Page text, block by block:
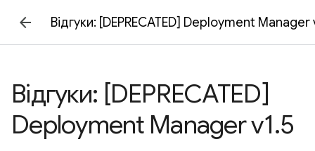
Відгуки: [DEPRECATED] Deployment Manager
Відгуки: [DEPRECATED]
Deployment Manager v1.5